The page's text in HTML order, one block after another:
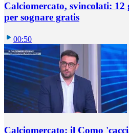
Calciomercato, svincolati: 12
per sognare gratis
00:50
Calciomercato: il Como